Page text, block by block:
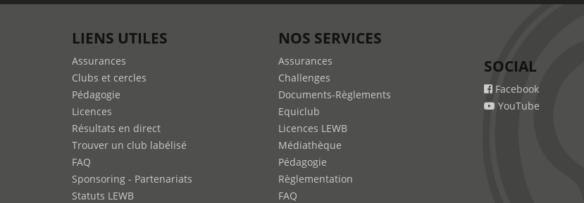
LIENS UTILES
Assurances
Clubs et cercles
Pédagogie
Licences
Résultats en direct
Trouver un club labélisé
FAQ
Sponsoring - Partenariats
Statuts LEWB
NOS SERVICES
Assurances
Challenges
Documents-Règlements
Equiclub
Licences LEWB
Médiathèque
Pédagogie
Règlementation
FAQ
SOCIAL
Facebook
YouTube